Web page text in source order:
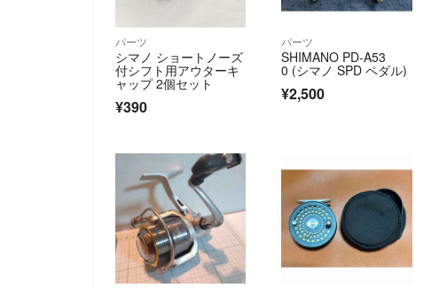
パーツ
シマノ ショートノーズ
付シフト用アウターキ
ャップ 2個セット
¥390
パーツ
SHIMANO PD-A53
0 (シマノ SPD ペダル)
¥2,500